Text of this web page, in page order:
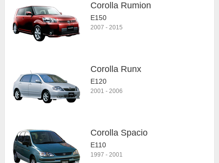
Corolla Rumion
E150
2007 - 2015
Corolla Runx
E120
2001 - 2006
Corolla Spacio
E110
1997 - 2001